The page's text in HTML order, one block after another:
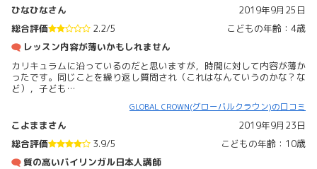
ひなひなさん
2019年9月25日
こどもの年齢：4歳
総合評価
2.2/5
レッスン内容が薄いかもしれません
カリキュラムに沿っているのだと思いますが，時間に対して内容が薄か
ったです。同じことを繰り返し質問され（これはなんていうのかな？な
ど），子ども…
GLOBAL CROWN(グローバルクラウン)の口コミ
こよままさん
2019年9月23日
こどもの年齢：10歳
総合評価
3.9/5
質の高いバイリンガル日本人講師